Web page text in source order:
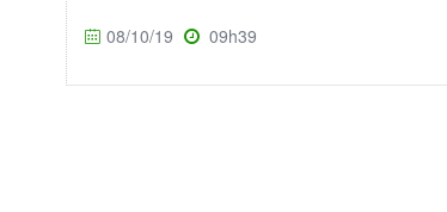
08/10/19 09h39